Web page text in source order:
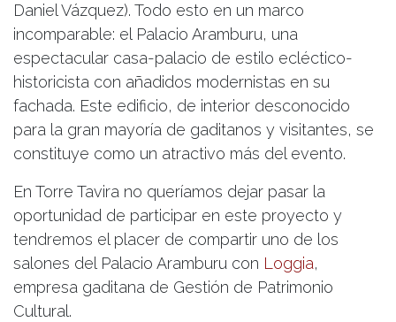
Daniel Vázquez). Todo esto en un marco
incomparable: el Palacio Aramburu, una
espectacular casa-palacio de estilo ecléctico-
historicista con añadidos modernistas en su
fachada. Este edificio, de interior desconocido
para la gran mayoría de gaditanos y visitantes, se
constituye como un atractivo más del evento.
En Torre Tavira no queríamos dejar pasar la
oportunidad de participar en este proyecto y
tendremos el placer de compartir uno de los
salones del Palacio Aramburu con Loggia,
empresa gaditana de Gestión de Patrimonio
Cultural.